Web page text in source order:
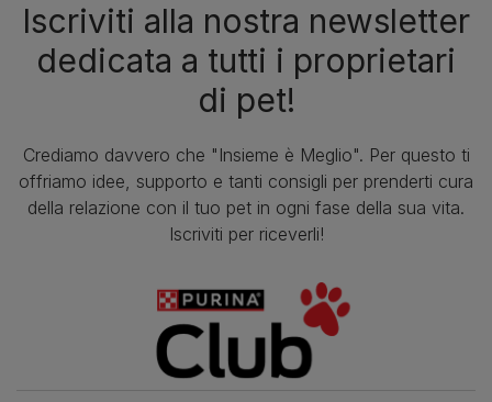
Iscriviti alla nostra newsletter
dedicata a tutti i proprietari
di pet!
Crediamo davvero che "Insieme è Meglio". Per questo ti
offriamo idee, supporto e tanti consigli per prenderti cura
della relazione con il tuo pet in ogni fase della sua vita.
Iscriviti per riceverli!